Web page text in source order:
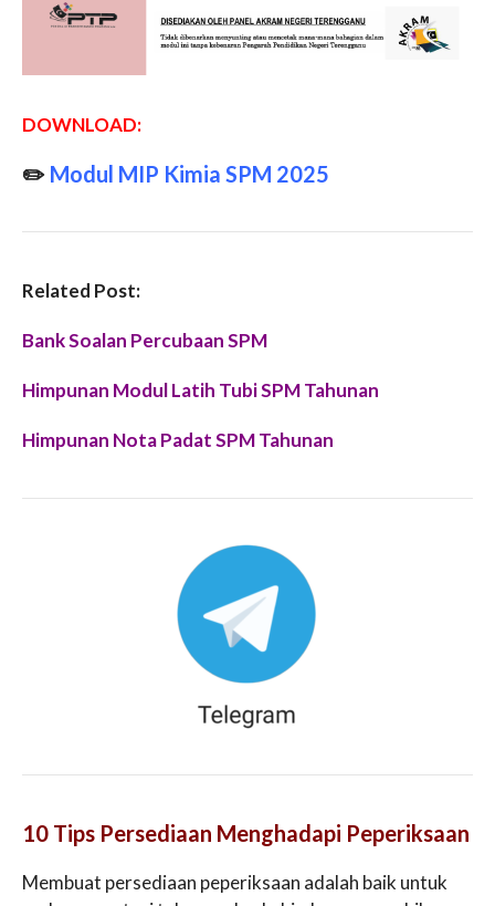
DOWNLOAD:
✏️ Modul MIP Kimia SPM 2025
Related Post:
Bank Soalan Percubaan SPM
Himpunan Modul Latih Tubi SPM Tahunan
Himpunan Nota Padat SPM Tahunan
10 Tips Persediaan Menghadapi Peperiksaan
Membuat persediaan peperiksaan adalah baik untuk